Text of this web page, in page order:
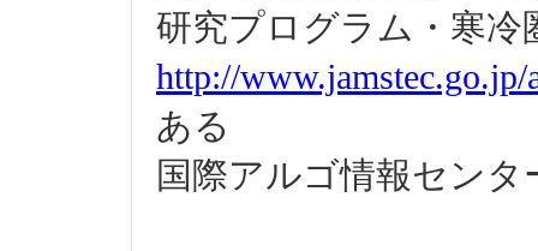
研究プログラム・寒冷
http://www.jamstec.go.jp/
ある
国際アルゴ情報センタ